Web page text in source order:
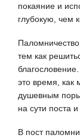
покаяние и
глубокую, чем
тем как
это время, как
душевным
на сути поста
В пост